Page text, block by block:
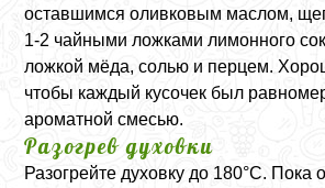
оставшимся оливковым маслом,
1-2 чайными ложками лимонного
ложкой мёда, солью и перцем.
чтобы каждый кусочек был
ароматной смесью.
Разогрев духовки
Разогрейте духовку до 180°C. Пока